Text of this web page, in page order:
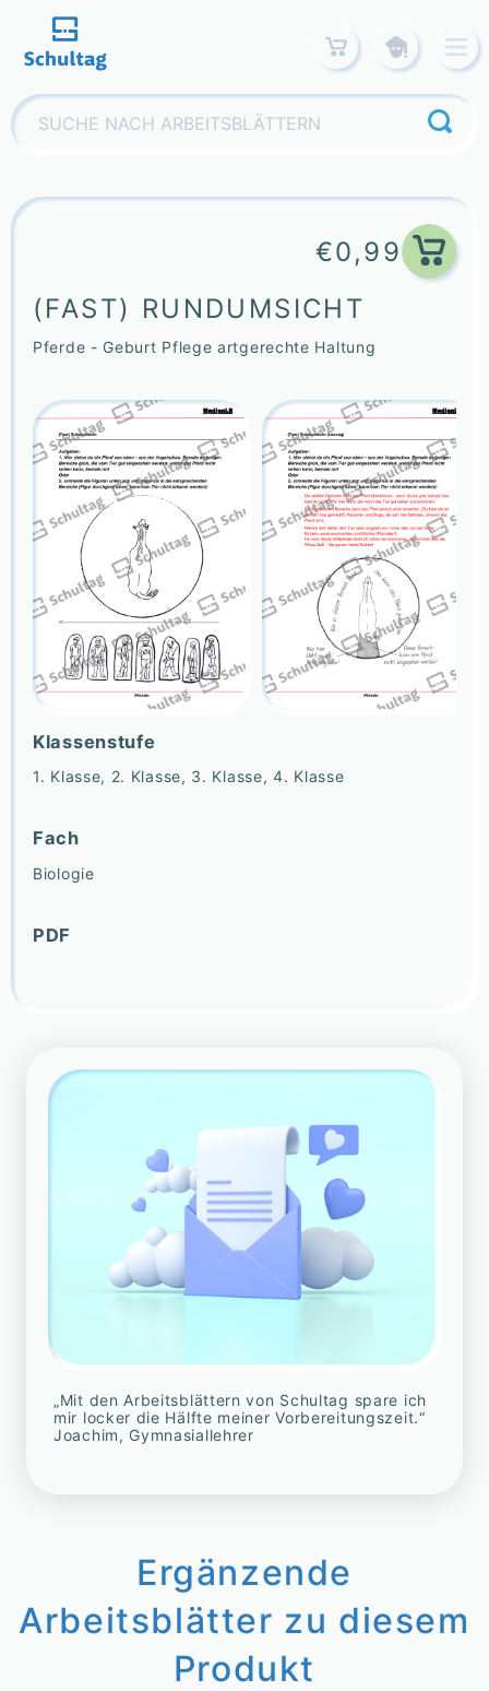
content
Suchen
nach:
€0,99
(FAST) RUNDUMSICHT
Pferde - Geburt Pflege artgerechte Haltung
Klassenstufe
1. Klasse, 2. Klasse, 3. Klasse, 4. Klasse
Fach
Biologie
PDF
„Mit den Arbeitsblättern von Schultag spare ich
mir locker die Hälfte meiner Vorbereitungszeit.“
Joachim, Gymnasiallehrer
Ergänzende
Arbeitsblätter zu diesem
Produkt